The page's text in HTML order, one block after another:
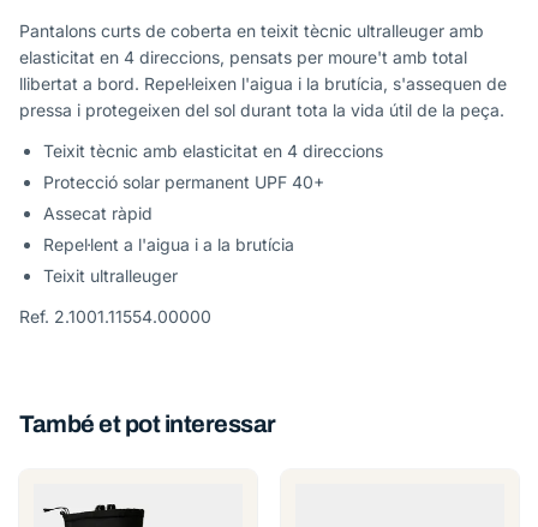
Pantalons curts de coberta en teixit tècnic ultralleuger amb
elasticitat en 4 direccions, pensats per moure't amb total
llibertat a bord. Repel·leixen l'aigua i la brutícia, s'assequen de
pressa i protegeixen del sol durant tota la vida útil de la peça.
Teixit tècnic amb elasticitat en 4 direccions
Protecció solar permanent UPF 40+
Assecat ràpid
Repel·lent a l'aigua i a la brutícia
Teixit ultralleuger
Ref. 2.1001.11554.00000
També et pot interessar